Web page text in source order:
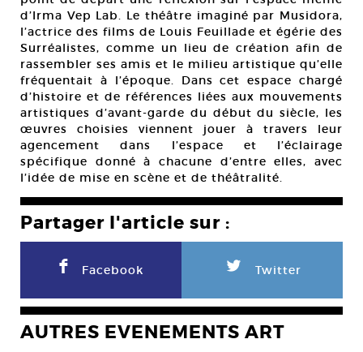
d’Irma Vep Lab. Le théâtre imaginé par Musidora,
l’actrice des films de Louis Feuillade et égérie des
Surréalistes, comme un lieu de création afin de
rassembler ses amis et le milieu artistique qu’elle
fréquentait à l’époque. Dans cet espace chargé
d’histoire et de références liées aux mouvements
artistiques d’avant-garde du début du siècle, les
œuvres choisies viennent jouer à travers leur
agencement dans l’espace et l’éclairage
spécifique donné à chacune d’entre elles, avec
l’idée de mise en scène et de théâtralité.
Partager l'article sur :
F Facebook L Twitter
AUTRES EVENEMENTS ART